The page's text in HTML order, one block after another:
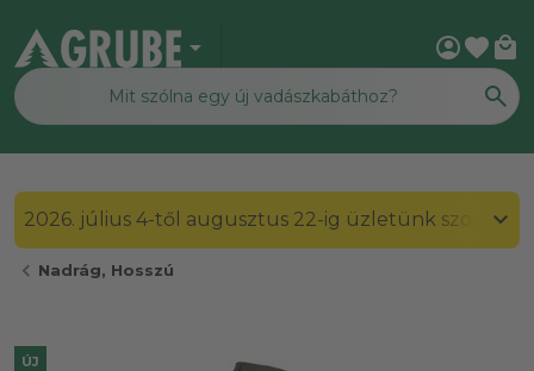
arrow_drop_down account_circlefavorite local_mall
2026. július 4-től augusztus 22-ig üzletünk
chevron_left Nadrág, Hosszú
ÚJ